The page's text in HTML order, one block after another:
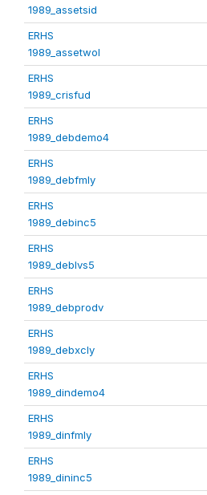
1989_assetsid
ERHS
1989_assetwol
ERHS
1989_crisfud
ERHS
1989_debdemo4
ERHS
1989_debfmly
ERHS
1989_debinc5
ERHS
1989_deblvs5
ERHS
1989_debprodv
ERHS
1989_debxcly
ERHS
1989_dindemo4
ERHS
1989_dinfmly
ERHS
1989_dininc5